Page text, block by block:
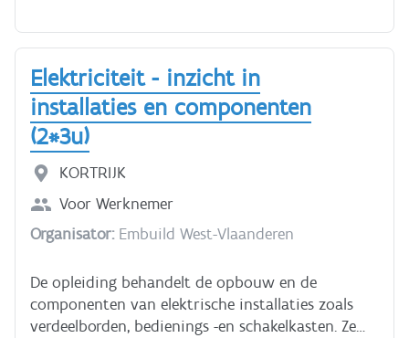
proefexamen. Na de cursus krijg je een
deelnamebewijs. Dit vervangt niet het VCA-B
certificaat; daarvoor moet je een officieel examen
afleggen. Er zijn verschillende instanties die
opleiding en/of examen VCA aanbieden. Zoek zelf
naar het perfecte aanbod voor jou of bespreek
dit met je werkgever of bemiddelaar. Wil je toch
nog extra oefenen? Probeer dan het officiële
proefexamen eens. Ook zonder examen leer je in
deze cursus de basis over veiligheid op het werk
nodig voor deze cursus.
Elektriciteit - inzicht in
installaties en componenten
(2*3u)
KORTRIJK
Voor Werknemer
Organisator:Embuild West-Vlaanderen
De opleiding behandelt de opbouw en de
componenten van elektrische installaties zoals
verdeelborden, bedienings -en schakelkasten. Ze